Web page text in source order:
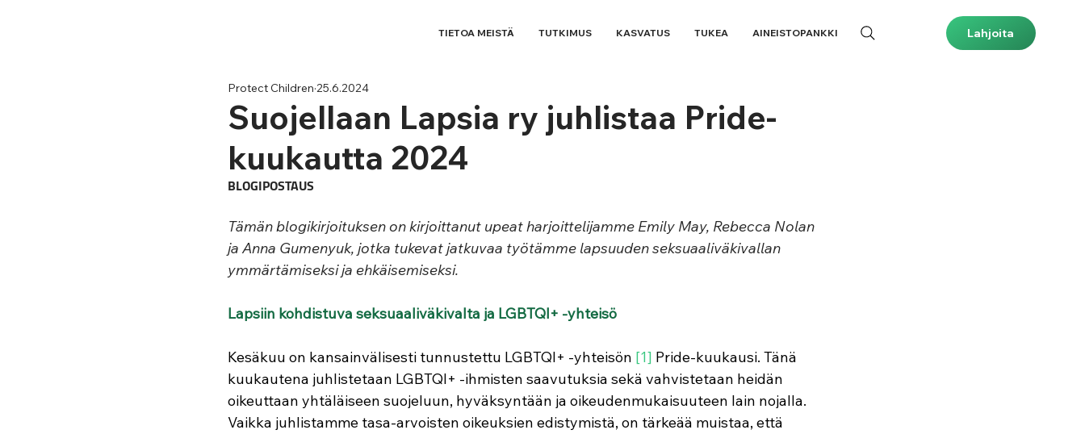
TIETOA MEISTÄ TUTKIMUS KASVATUS TUKEA AINEISTOPANKKI Lahjoita
Suojellaan Lapsia ry juhlistaa Pride-
kuukautta 2024
Protect Children 25.6.2024
BLOGIPOSTAUS
Tämän blogikirjoituksen on kirjoittanut upeat harjoittelijamme Emily May, Rebecca Nolan
ja Anna Gumenyuk, jotka tukevat jatkuvaa työtämme lapsuuden seksuaaliväkivallan
ymmärtämiseksi ja ehkäisemiseksi.
Lapsiin kohdistuva seksuaaliväkivalta ja LGBTQI+ -yhteisö
Kesäkuu on kansainvälisesti tunnustettu LGBTQI+ -yhteisön [1] Pride-kuukausi. Tänä
kuukautena juhlistetaan LGBTQI+ -ihmisten saavutuksia sekä vahvistetaan heidän
oikeuttaan yhtäläiseen suojeluun, hyväksyntään ja oikeudenmukaisuuteen lain nojalla.
Vaikka juhlistamme tasa-arvoisten oikeuksien edistymistä, on tärkeää muistaa, että